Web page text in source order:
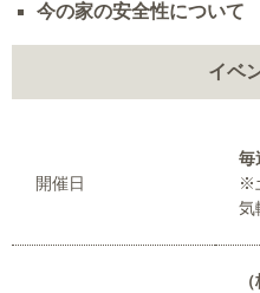
今の家の安全性について
イベ
開催日
毎
※
気